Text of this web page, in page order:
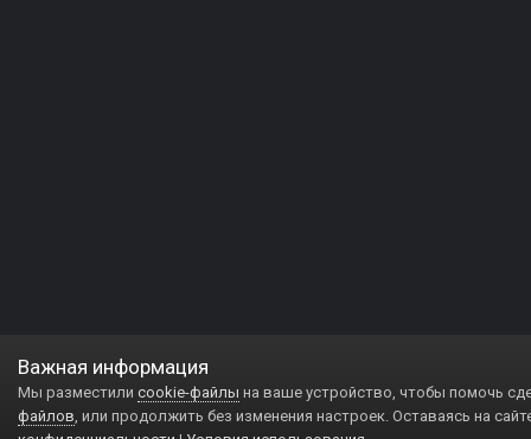
Важная информация
Мы разместили cookie-файлы на ваше устройство, чтобы помочь
файлов, или продолжить без изменения настроек. Оставаясь на